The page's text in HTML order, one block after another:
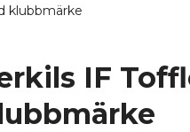
klubbmärke
IF